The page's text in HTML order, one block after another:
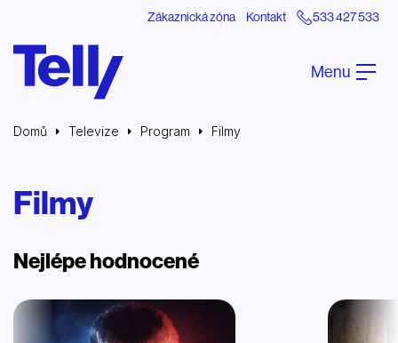
Zákaznická zóna Kontakt 533 427 533
Menu
Domů Televize Program Filmy
Filmy
Nejlépe hodnocené